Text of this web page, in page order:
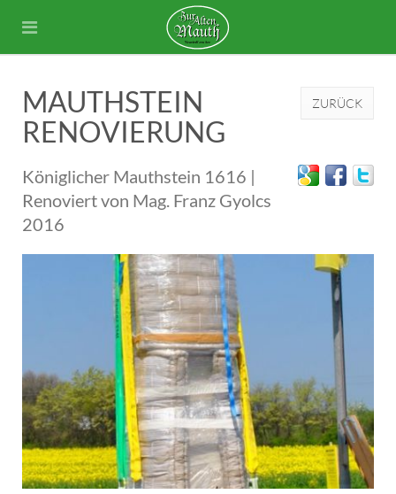
ZURÜCK
MAUTHSTEIN
RENOVIERUNG
Königlicher Mauthstein 1616 |
Renoviert von Mag. Franz Gyolcs
2016